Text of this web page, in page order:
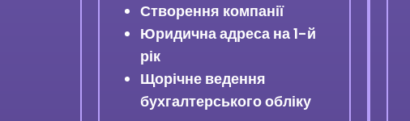
Створення компанії
Юридична адреса на 1-й
рік
Щорічне ведення
бухгалтерського обліку